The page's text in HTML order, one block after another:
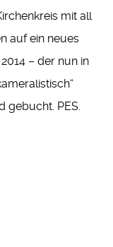
mit all
auf ein neues
– der nun in
gebucht. PES.